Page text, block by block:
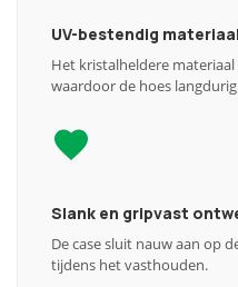
UV-bestendig materiaal
Het kristalheldere
waardoor de hoes
Slank en gripvast
De case sluit nauw aan op
tijdens het vasthouden.